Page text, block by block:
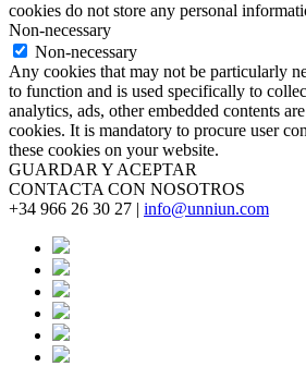
cookies do not store any personal
Non-necessary
Non-necessary
Any cookies that may not be particularly
to function and is used specifically to
analytics, ads, other embedded contents
cookies. It is mandatory to procure user
these cookies on your website.
GUARDAR Y ACEPTAR
CONTACTA CON NOSOTROS
+34 966 26 30 27 | info@unniun.com